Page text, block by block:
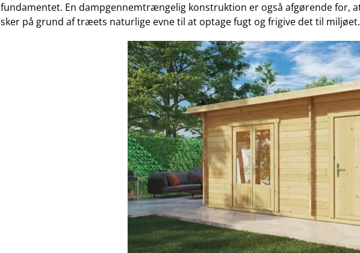
fundamentet. En dampgennemtrængelig konstruktion er også afgørende for,
sker på grund af træets naturlige evne til at optage fugt og frigive det til miljøet.